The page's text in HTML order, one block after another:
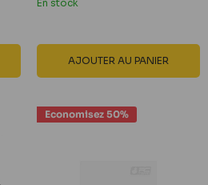
En stock
AJOUTER AU PANIER
Economisez 50%